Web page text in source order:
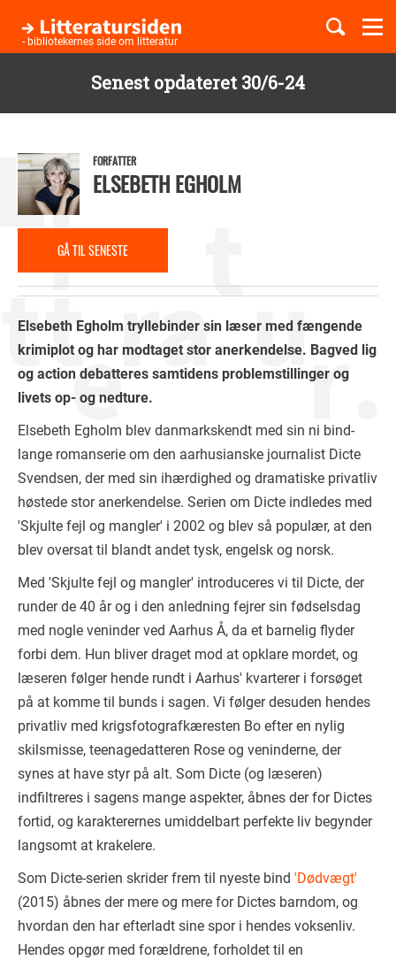
Senest opdateret 30/6-24
hovedindhold
- bibliotekernes side om litteratur
Børnebøger
GÅ TIL SENESTE
ANMELDELSE
FORFATTER
ELSEBETH EGHOLM
Elsebeth Egholm tryllebinder sin læser med fængende
krimiplot og har modtaget stor anerkendelse. Bagved lig
og action debatteres samtidens problemstillinger og
livets op- og nedture.
Elsebeth Egholm blev danmarkskendt med sin ni bind-
lange romanserie om den aarhusianske journalist Dicte
Svendsen, der med sin ihærdighed og dramatiske privatliv
høstede stor anerkendelse. Serien om Dicte indledes med
'Skjulte fejl og mangler' i 2002 og blev så populær, at den
blev oversat til blandt andet tysk, engelsk og norsk.
Med 'Skjulte fejl og mangler' introduceres vi til Dicte, der
runder de 40 år og i den anledning fejrer sin fødselsdag
med nogle veninder ved Aarhus Å, da et barnelig flyder
forbi dem. Hun bliver draget mod at opklare mordet, og
læseren følger hende rundt i Aarhus' kvarterer i forsøget
på at komme til bunds i sagen. Vi følger desuden hendes
privatliv med krigsfotografkæresten Bo efter en nylig
skilsmisse, teenagedatteren Rose og veninderne, der
synes at have styr på alt. Som Dicte (og læseren)
indfiltreres i sagens mange aspekter, åbnes der for Dictes
fortid, og karakterernes umiddelbart perfekte liv begynder
langsomt at krakelere.
Som Dicte-serien skrider frem til nyeste bind 'Dødvægt'
(2015) åbnes der mere og mere for Dictes barndom, og
hvordan den har efterladt sine spor i hendes voksenliv.
Hendes opgør med forældrene, forholdet til en